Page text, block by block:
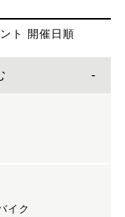
ト 開催日順
イク